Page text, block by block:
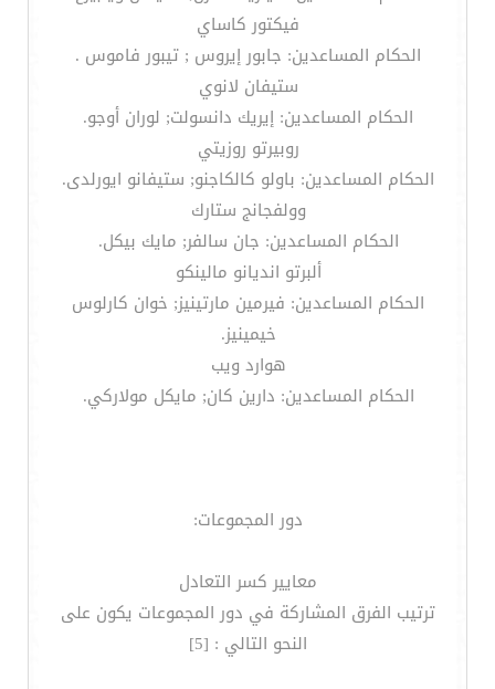
فيكتور كاساي
الحكام المساعدين: جابور إيروس ; تيبور فاموس .
ستيفان لانوي
الحكام المساعدين: إيريك دانسولت; لوران أوجو.
روبيرتو روزيتي
الحكام المساعدين: باولو كالكاجنو; ستيفانو ايورلدى.
وولفجانج ستارك
الحكام المساعدين: جان سالفر; مايك بيكل.
ألبرتو انديانو مالينكو
الحكام المساعدين: فيرمين مارتينيز; خوان كارلوس
خيمينيز.
هوارد ويب
الحكام المساعدين: دارين كان; مايكل مولاركي.
دور المجموعات:
معايير كسر التعادل
ترتيب الفرق المشاركة في دور المجموعات يكون على
النحو التالي : [5]